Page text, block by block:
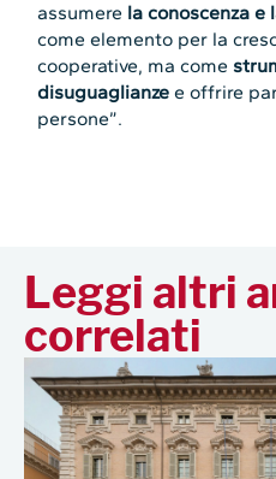
assumere la conoscenza e
come elemento per la
cooperative, ma come
disuguaglianze e offrire
persone”.
Leggi altri
correlati